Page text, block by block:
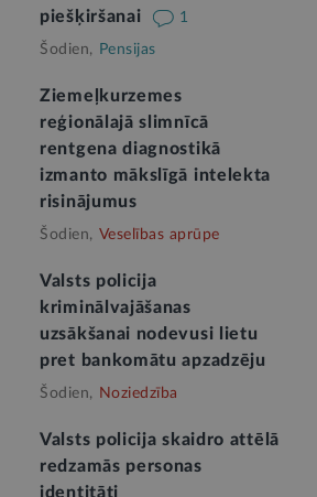
piešķiršanai
1
Šodien, Pensijas
Ziemeļkurzemes
reģionālajā slimnīcā
rentgena diagnostikā
izmanto mākslīgā intelekta
risinājumus
Šodien, Veselības aprūpe
Valsts policija
kriminālvajāšanas
uzsākšanai nodevusi lietu
pret bankomātu apzadzēju
Šodien, Noziedzība
Valsts policija skaidro attēlā
redzamās personas
identitāti